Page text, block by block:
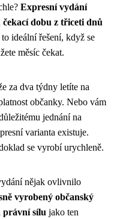
Expresní vydání
dobu z třiceti dnů
to ideální řešení, když se
měsíc čekat.
za dva týdny letíte na
občanky. Nebo vám
jednání na
varianta existuje.
se vyrobí urychleně.
nějak ovlivnilo
vyrobený občanský
právní sílu jako ten